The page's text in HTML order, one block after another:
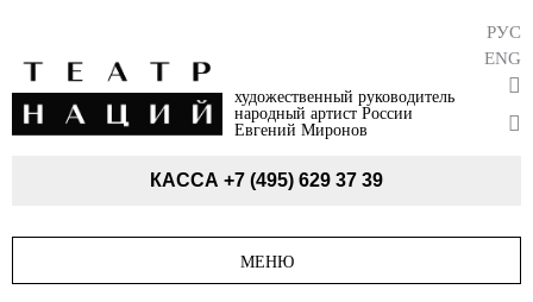
художественный руководитель
народный артист России
Евгений Миронов
РУС
ENG
КАССА +7 (495) 629 37 39
МЕНЮ